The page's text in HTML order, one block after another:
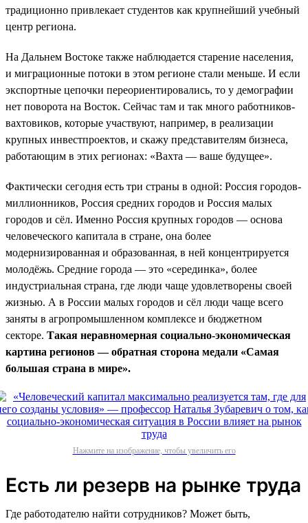
традиционно привлекает студентов как крупнейший учебный
центр региона.
На Дальнем Востоке также наблюдается старение населения,
и миграционные потоки в этом регионе стали меньше. И если
экспортные цепочки переориентировались, то у демографии
нет поворота на Восток. Сейчас там и так много работников-
вахтовиков, которые участвуют, например, в реализации
крупных инвестпроектов, и скажу представителям бизнеса,
работающим в этих регионах: «Вахта — ваше будущее».
Фактически сегодня есть три страны в одной: Россия городов-
миллионников, Россия средних городов и Россия малых
городов и сёл. Именно Россия крупных городов — основа
человеческого капитала в стране, она более
модернизированная и образованная, в ней концентрируется
молодёжь. Средние города — это «серединка», более
индустриальная страна, где люди чаще удовлетворены своей
жизнью. А в России малых городов и сёл люди чаще всего
заняты в агропромышленном комплексе и бюджетном
секторе. Такая неравномерная социально-экономическая
картина регионов — обратная сторона медали «Самая
большая страна в мире».
Нажмите на изображение, чтобы увеличить его
Есть ли резерв на рынке труда
Где работодателю найти сотрудников? Может быть,